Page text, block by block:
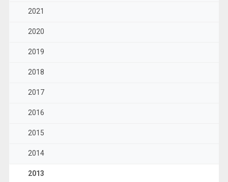
2021
2020
2019
2018
2017
2016
2015
2014
2013